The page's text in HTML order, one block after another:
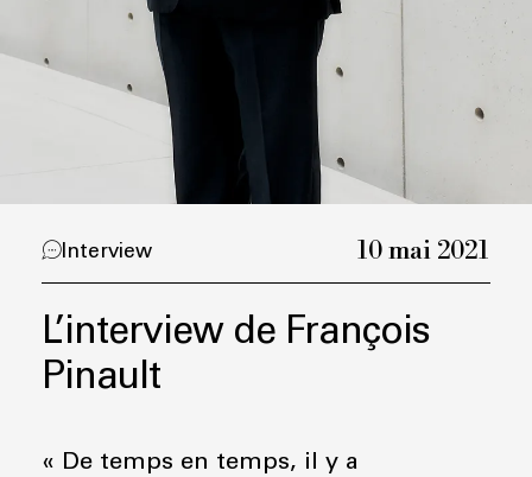
Interview 10 mai 2021
L’interview de François
Pinault
« De temps en temps, il y a